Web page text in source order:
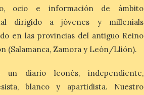
Madrid, 7 agosto de […]
ocio e información de ámbito
dirigido a jóvenes y millenials
en las provincias del antiguo Reino
(Salamanca, Zamora y León/Llión).
un diario leonés, independiente,
blanco y apartidista. Nuestro